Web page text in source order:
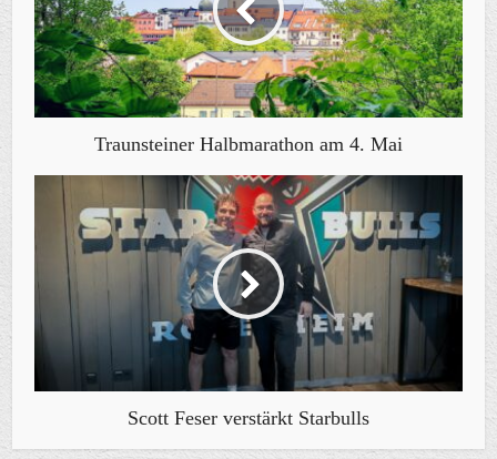
Traunsteiner Halbmarathon am 4. Mai
Scott Feser verstärkt Starbulls